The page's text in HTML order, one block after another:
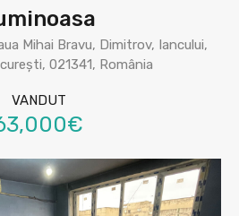
Mihai Bravu, Dimitrov, Iancului,
021341, România
VANDUT